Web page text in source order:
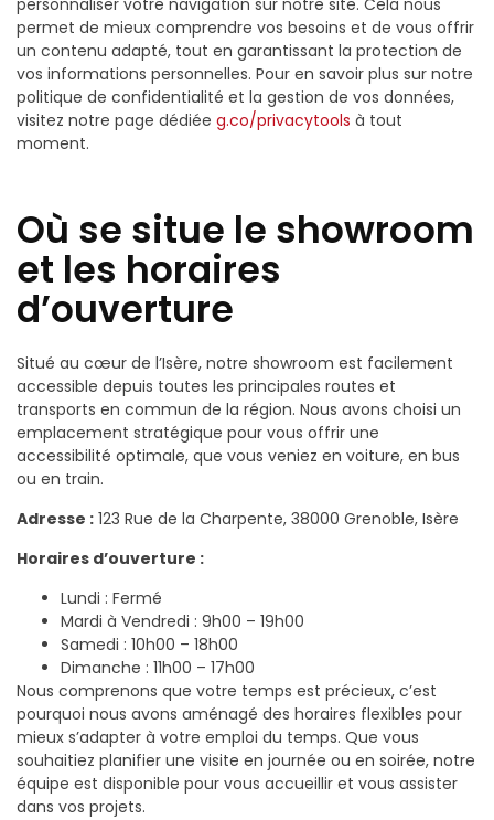
personnaliser votre navigation sur notre site. Cela nous
permet de mieux comprendre vos besoins et de vous offrir
un contenu adapté, tout en garantissant la protection de
vos informations personnelles. Pour en savoir plus sur notre
politique de confidentialité et la gestion de vos données,
visitez notre page dédiée g.co/privacytools à tout
moment.
Où se situe le showroom
et les horaires
d’ouverture
Situé au cœur de l’Isère, notre showroom est facilement
accessible depuis toutes les principales routes et
transports en commun de la région. Nous avons choisi un
emplacement stratégique pour vous offrir une
accessibilité optimale, que vous veniez en voiture, en bus
ou en train.
Adresse : 123 Rue de la Charpente, 38000 Grenoble, Isère
Horaires d’ouverture :
Lundi : Fermé
Mardi à Vendredi : 9h00 – 19h00
Samedi : 10h00 – 18h00
Dimanche : 11h00 – 17h00
Nous comprenons que votre temps est précieux, c’est
pourquoi nous avons aménagé des horaires flexibles pour
mieux s’adapter à votre emploi du temps. Que vous
souhaitiez planifier une visite en journée ou en soirée, notre
équipe est disponible pour vous accueillir et vous assister
dans vos projets.